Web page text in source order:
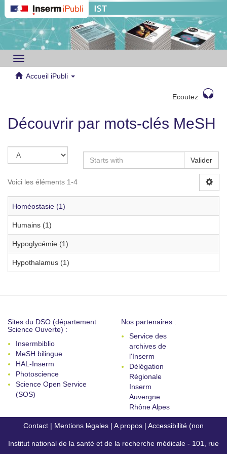
Toggle
navigation
Accueil iPubli
Ecoutez
Découvrir par mots-clés MeSH
Valider
Voici les éléments 1-4
Homéostasie (1)
Humains (1)
Hypoglycémie (1)
Hypothalamus (1)
Sites du DSO (département
Science Ouverte) :
Insermbiblio
MeSH bilingue
HAL-Inserm
Photoscience
Science Open Service
(SOS)
Nos partenaires :
Service des
archives de
l'Inserm
Délégation
Régionale
Inserm
Auvergne
Rhône Alpes
Contact | Mentions légales | A propos | Accessibilité (non
conforme)
Institut national de la santé et de la recherche médicale - 101, rue